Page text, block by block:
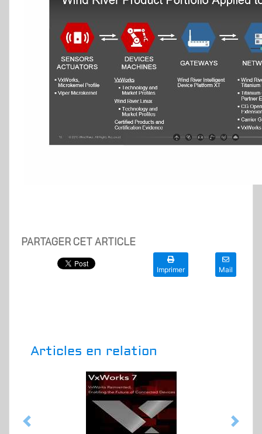
PARTAGER CET ARTICLE
Imprimer Mail
Articles en relation
Previous Next